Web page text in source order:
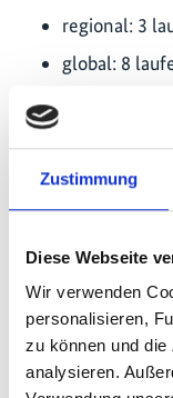
Zustimmung
Diese Webseite
Wir verwenden
personalisieren,
zu können und
analysieren.
regional: 3
global: 8
ClimateWatch
NDC-
Ministerium
Ministerium